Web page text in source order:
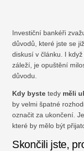
Investiční bankéři
důvodů, které jste se
diskusí v článku. I
záleží, je opuštění
důvodu.
Kdy byste tedy měli
by velmi špatné
označit za ukončení.
které by mělo být
Skončili jste,